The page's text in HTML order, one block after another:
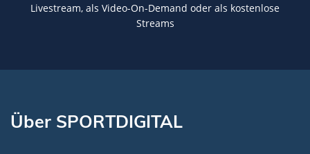
Livestream, als Video-On-Demand oder als kostenlose
Streams
Über SPORTDIGITAL